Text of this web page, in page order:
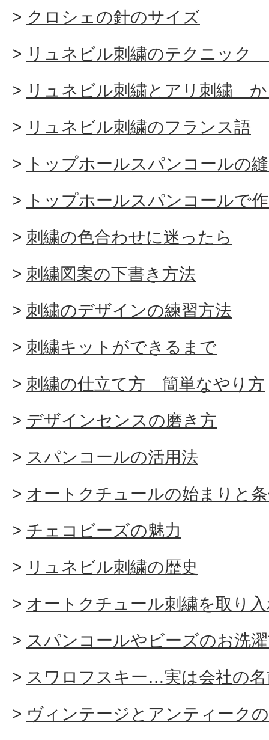
クロシェの針のサイズ
リュネビル刺繍のテクニック
リュネビル刺繍とアリ刺繍
リュネビル刺繍のフランス語
トップホールスパンコールの
トップホールスパンコールで
刺繍の色合わせに迷ったら
刺繍図案の下書き方法
刺繍のデザインの練習方法
刺繍キットができるまで
刺繍の仕立て方 簡単なやり方
デザインセンスの磨き方
スパンコールの活用法
オートクチュールの始まりと
チェコビーズの魅力
リュネビル刺繍の歴史
オートクチュール刺繍を取り
スパンコールやビーズのお洗
スワロフスキー…実は会社の
ヴィンテージとアンティーク